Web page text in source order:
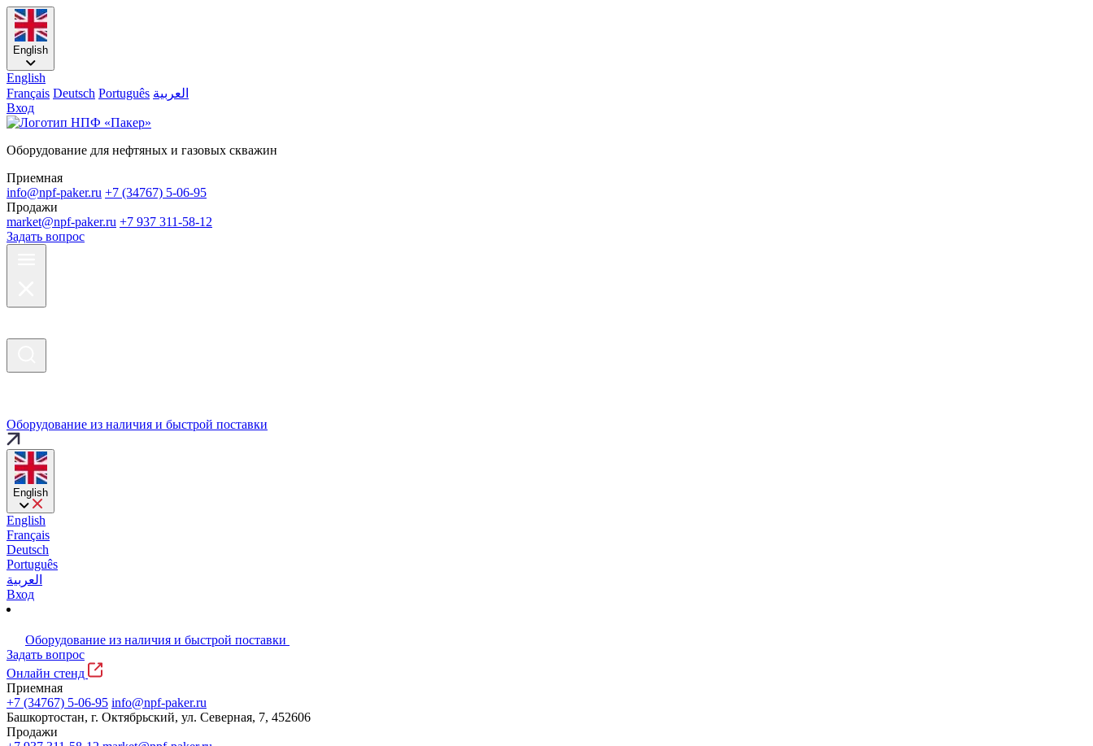
English
English
Français Deutsch Português العربية
Вход
Оборудование для нефтяных и газовых скважин
Приемная
info@npf-paker.ru +7 (34767) 5-06-95
Продажи
market@npf-paker.ru +7 937 311-58-12
Задать вопрос
Оборудование из наличия и быстрой поставки
English
English
Français
Deutsch
Português
العربية
Вход
Оборудование из наличия и быстрой поставки
Задать вопрос
Онлайн стенд
Приемная
+7 (34767) 5-06-95 info@npf-paker.ru
Башкортостан, г. Октябрьский, ул. Северная, 7, 452606
Продажи